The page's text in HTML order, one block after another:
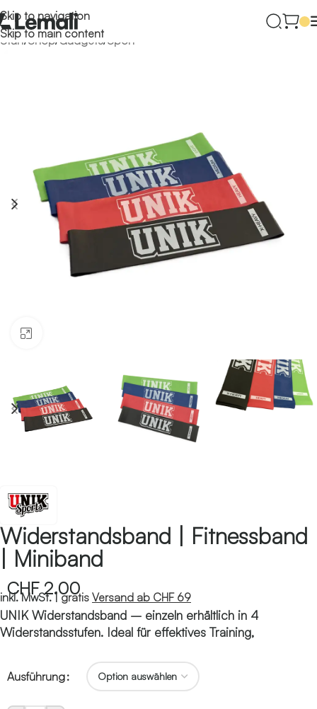
Skip to navigation
Skip to main content
Start/Shop/ Gadgets/Sport
Widerstandsband | Fitnessband
| Miniband
CHF2.00
inkl. MwSt. |gratis Versand ab CHF 69
UNIK Widerstandsband – einzeln erhältlich in 4
Widerstandsstufen. Ideal für effektives Training,
Ausführung